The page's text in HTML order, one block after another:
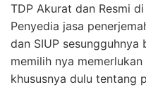
TDP Akurat dan Resmi
Penyedia jasa
dan SIUP
memilih nya
khususnya dulu tentang